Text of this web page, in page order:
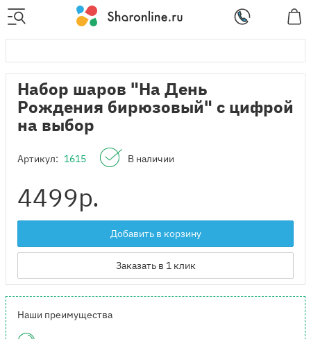
Набор шаров "На День
Рождения бирюзовый" с цифрой
на выбор
Артикул: 1615 В наличии
4499р.
Добавить в корзину
Заказать в 1 клик
Наши преимущества